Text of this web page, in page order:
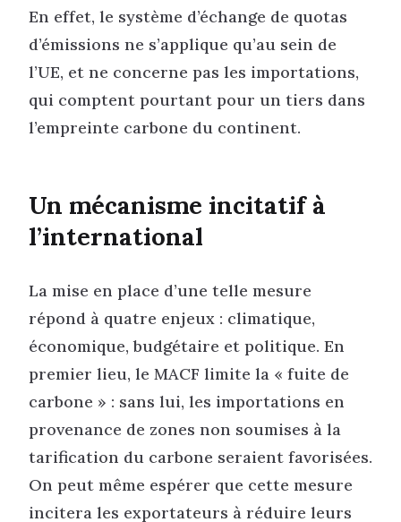
En effet, le système d’échange de quotas
d’émissions ne s’applique qu’au sein de
l’UE, et ne concerne pas les importations,
qui comptent pourtant pour un tiers dans
l’empreinte carbone du continent.
Un mécanisme incitatif à
l’international
La mise en place d’une telle mesure
répond à quatre enjeux : climatique,
économique, budgétaire et politique. En
premier lieu, le MACF limite la « fuite de
carbone » : sans lui, les importations en
provenance de zones non soumises à la
tarification du carbone seraient favorisées.
On peut même espérer que cette mesure
incitera les exportateurs à réduire leurs